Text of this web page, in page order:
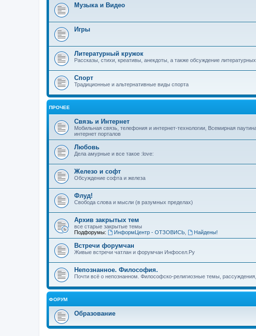
Музыка и Видео
Игры
Литературный кружок
Рассказы, стихи, креативы, анекдоты, а также обсуждение литературных
Спорт
Традиционные и альтернативные виды спорта
ПРОЧЕЕ
Связь и Интернет
Мобильная связь, телефония и интернет-технологии, Всемирная
интернет порталов
Любовь
Дела амурные и все такое :love:
Железо и софт
Обсуждение софта и железа
Флуд!
Свобода слова и мысли (в разумных пределах)
Архив закрытых тем
все старые закрытые темы
Подфорумы:
ИнформЦентр - ОТЗОВИСЬ, Найдены!
Встречи форумчан
Живые встречи чатлан и форумчан Инфосел.Ру
Непознанное. Философия.
Почти всё о непознанном. Философско-религиозные темы,
ФОРУМ
Образование